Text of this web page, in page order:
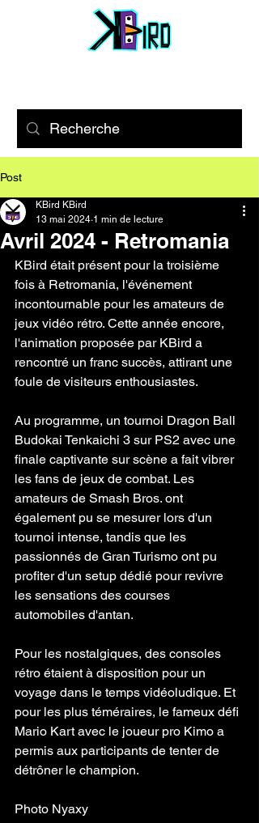
Post
Avril 2024 - Retromania
KBird KBird
13 mai 2024 1 min de lecture
KBird était présent pour la troisième
fois à Retromania, l'événement
incontournable pour les amateurs de
jeux vidéo rétro. Cette année encore,
l'animation proposée par KBird a
rencontré un franc succès, attirant une
foule de visiteurs enthousiastes.
Au programme, un tournoi Dragon Ball
Budokai Tenkaichi 3 sur PS2 avec une
finale captivante sur scène a fait vibrer
les fans de jeux de combat. Les
amateurs de Smash Bros. ont
également pu se mesurer lors d'un
tournoi intense, tandis que les
passionnés de Gran Turismo ont pu
profiter d'un setup dédié pour revivre
les sensations des courses
automobiles d'antan.
Pour les nostalgiques, des consoles
rétro étaient à disposition pour un
voyage dans le temps vidéoludique. Et
pour les plus téméraires, le fameux défi
Mario Kart avec le joueur pro Kimo a
permis aux participants de tenter de
détrôner le champion.
Photo Nyaxy